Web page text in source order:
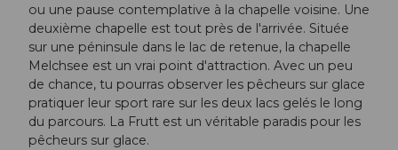
ou une pause contemplative à la chapelle voisine. Une
deuxième chapelle est tout près de l'arrivée. Située
sur une péninsule dans le lac de retenue, la chapelle
Melchsee est un vrai point d'attraction. Avec un peu
de chance, tu pourras observer les pêcheurs sur glace
pratiquer leur sport rare sur les deux lacs gelés le long
du parcours. La Frutt est un véritable paradis pour les
pêcheurs sur glace.